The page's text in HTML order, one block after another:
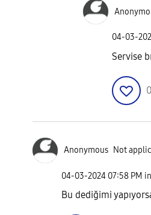
‎04-03-
Servise
0
Anonymous Not
‎04-03-2024 07:58 PM in
Bu dediğimi